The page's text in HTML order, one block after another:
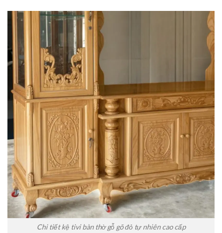
Chi tiết kệ tivi bàn thờ gỗ gõ đỏ tự nhiên cao cấp